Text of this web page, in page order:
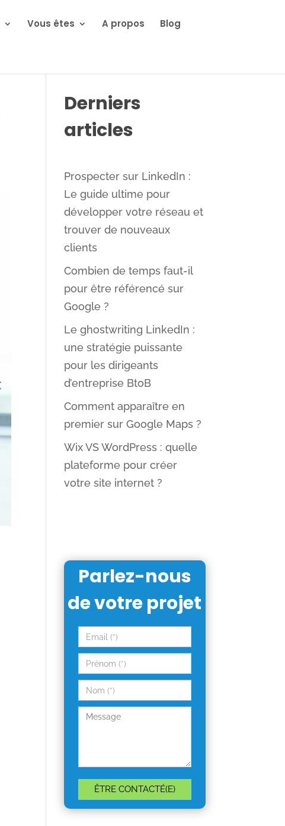
Vous êtes A propos Blog
Derniers
articles
Prospecter sur LinkedIn :
Le guide ultime pour
développer votre réseau et
trouver de nouveaux
clients
Combien de temps faut-il
pour être référencé sur
Google ?
Le ghostwriting LinkedIn :
une stratégie puissante
pour les dirigeants
d’entreprise BtoB
Comment apparaître en
premier sur Google Maps ?
Wix VS WordPress : quelle
plateforme pour créer
votre site internet ?
Parlez-nous
de votre projet